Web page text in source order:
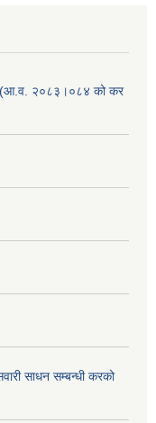
(आ.व. २०८३।०८४ को कर
साधन सम्बन्धी करको